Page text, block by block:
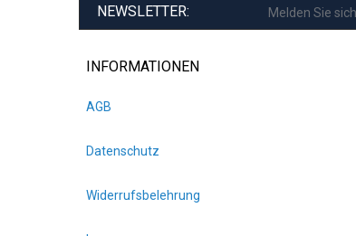
NEWSLETTER:
INFORMATIONEN
AGB
Datenschutz
Widerrufsbelehrung